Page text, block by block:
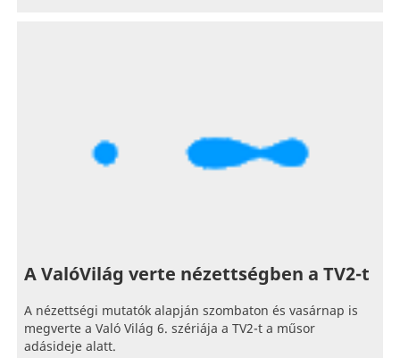
A ValóVilág verte nézettségben a TV2-t
A nézettségi mutatók alapján szombaton és vasárnap is
megverte a Való Világ 6. szériája a TV2-t a műsor
adásideje alatt.